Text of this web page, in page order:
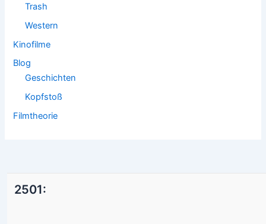
Trash
Western
Kinofilme
Blog
Geschichten
Kopfstoß
Filmtheorie
2501: